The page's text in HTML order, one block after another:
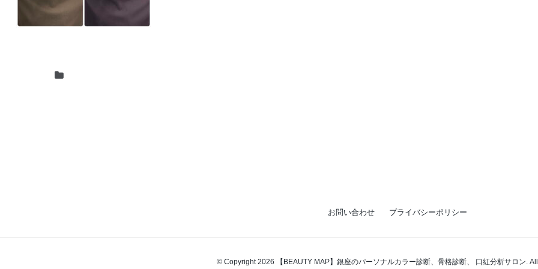
お問い合わせ プライバシーポリシー
© Copyright 2026 【BEAUTY MAP】銀座のパーソナルカラー診断、骨格診断、 口紅分析サロン.